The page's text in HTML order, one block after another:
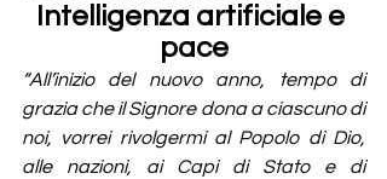
Intelligenza artificiale e
pace
“All’inizio del nuovo anno, tempo di
grazia che il Signore dona a ciascuno di
noi, vorrei rivolgermi al Popolo di Dio,
alle nazioni, ai Capi di Stato e di